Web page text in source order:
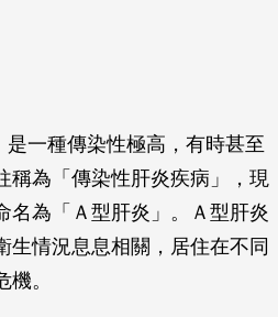
是一種傳染性極高，有時甚至
稱為「傳染性肝炎疾病」，現
名為「Ａ型肝炎」。Ａ型肝炎
生情況息息相關，居住在不同
。